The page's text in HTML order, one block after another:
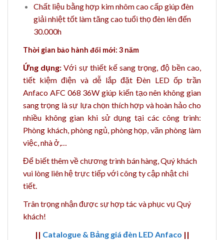
Chất liệu bằng hợp kim nhôm cao cấp giúp đèn
giải nhiệt tốt làm tăng cao tuổi thọ đèn lên đến
30.000h
Thời gian bảo hành đổi mới: 3 năm
Ứng dụng:Với sự thiết kế sang trọng, độ bền cao,
tiết kiệm điện và dễ lắp đặt Đèn LED ốp trần
Anfaco AFC 068 36W giúp kiến tạo nên không gian
sang trọng là sự lựa chọn thích hợp và hoàn hảocho
nhiều không gian khi sử dụng tại các công trình:
Phòng khách, phòng ngủ, phòng họp, văn phòng làm
việc, nhà ở,…
Để biết thêm về chương trình bán hàng,Quý khách
vui lòng liên hệ trực tiếp với công ty cập nhật chi
tiết.
Trân trọng nhận được sự hợp tác và phục vụ Quý
khách!
|| Catalogue & Bảng giá đèn LED Anfaco ||